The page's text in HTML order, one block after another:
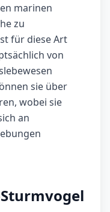
marinen
zu
für diese Art
von
sie über
wobei sie
an